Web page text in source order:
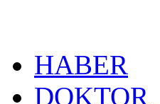
HABER
DOKTOR